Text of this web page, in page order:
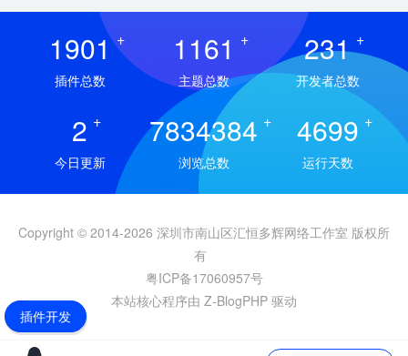
1901 +
插件总数
1161 +
主题总数
231 +
开发者总数
2 +
今日更新
7834384 +
浏览总数
4699 +
运行天数
Copyright © 2014-2026 深圳市南山区汇恒多辉网络工作室 版权所
有
粤ICP备17060957号
本站核心程序由 Z-BlogPHP 驱动
插件开发